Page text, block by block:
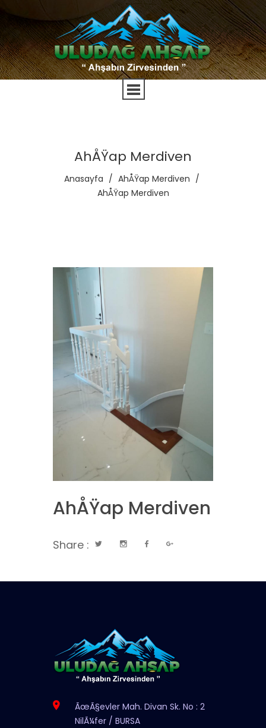
AhÅŸap Merdiven
Anasayfa / AhÅŸap Merdiven /
AhÅŸap Merdiven
AhÅŸap Merdiven
Share :
ÃœÃ§evler Mah. Divan Sk. No : 2
NilÃ¼fer / BURSA